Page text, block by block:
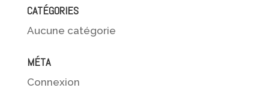
CATÉGORIES
Aucune catégorie
MÉTA
Connexion